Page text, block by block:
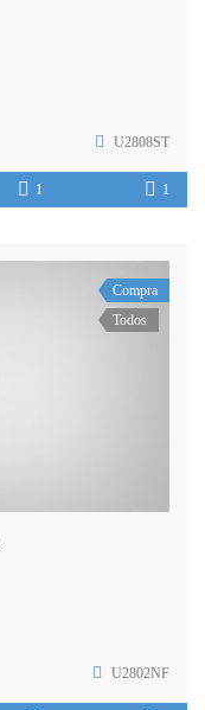
U2808ST
1 1
Compra
Todos
U2802NF